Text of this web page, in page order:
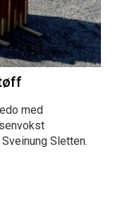
med
Sletten.